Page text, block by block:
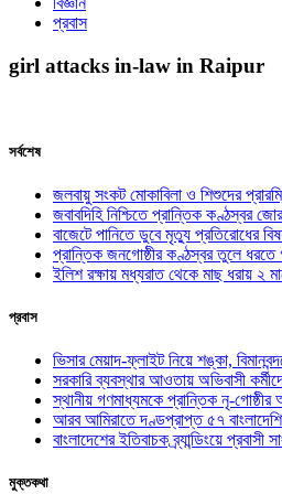
প্রবাস
girl attacks in-law in Raipur
সর্বশেষ
জলবায়ু সংকট মোকাবিলা ও শিশুদের
জবাবদিহি নিশ্চিতে প্রান্তিক কণ্ঠস্বর
বাজেটে পানিতে ডুবে মৃত্যু প্রতিরোধের
প্রান্তিক জনগোষ্ঠীর কণ্ঠস্বর তুলে ধরতে
ইলিশ রক্ষায় মধ্যরাত থেকে মাছ ধরায় ২
প্রবাস
ভিসার মেয়াদ-ফ্লাইট নিয়ে শঙ্কা,
সরকারি ব্যবস্থার আওতায় অভিবাসী
স্থানীয় গণমাধ্যমকে প্রান্তিক নৃ-
আরব আমিরাতে দণ্ডপ্রাপ্ত ৫৭
বাংলাদেশের ইতিবাচক ব্র্যান্ডিংয়ে
মুক্তকথা